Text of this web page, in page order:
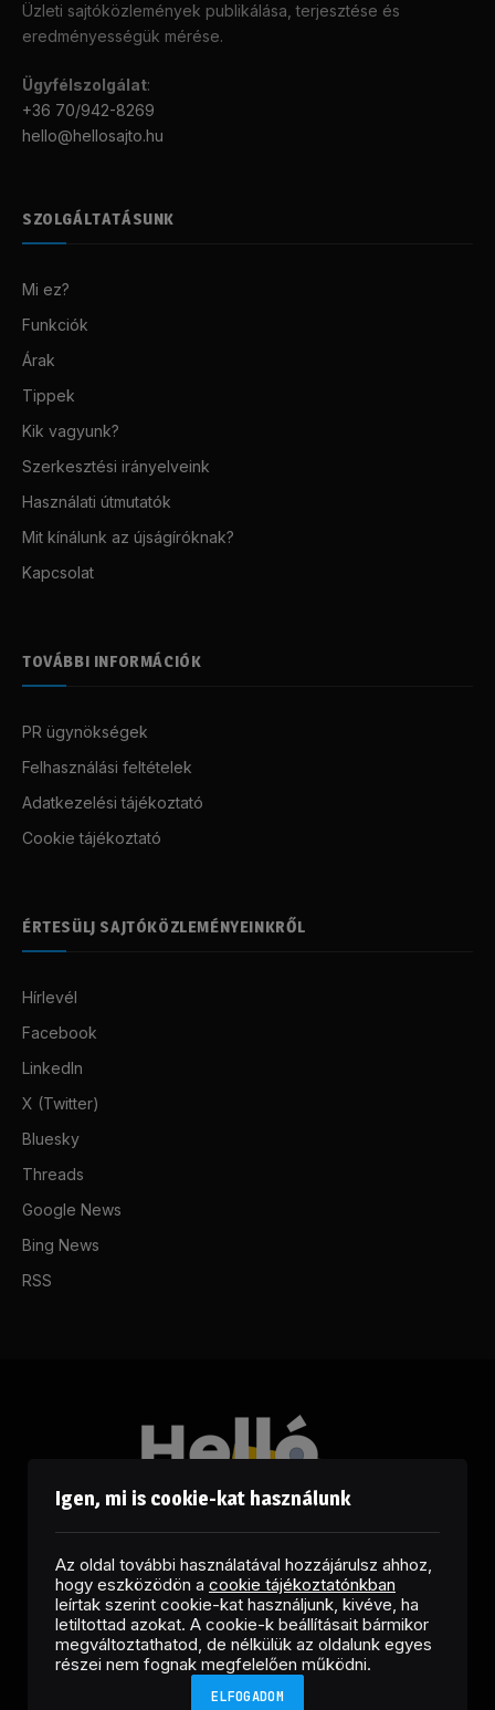
Üzleti sajtóközlemények publikálása, terjesztése és
eredményességük mérése.
Ügyfélszolgálat:
+36 70/942-8269
hello@hellosajto.hu
SZOLGÁLTATÁSUNK
Mi ez?
Funkciók
Árak
Tippek
Kik vagyunk?
Szerkesztési irányelveink
Használati útmutatók
Mit kínálunk az újságíróknak?
Kapcsolat
TOVÁBBI INFORMÁCIÓK
PR ügynökségek
Felhasználási feltételek
Adatkezelési tájékoztató
Cookie tájékoztató
ÉRTESÜLJ SAJTÓKÖZLEMÉNYEINKRŐL
Hírlevél
Facebook
LinkedIn
X (Twitter)
Bluesky
Threads
Google News
Bing News
RSS
FacebookLinkedInX
(Twitter)
RSS
Igen, mi is cookie-kat használunk
Az oldal további használatával hozzájárulsz ahhoz,
hogy eszközödön a cookie tájékoztatónkban
leírtak szerint cookie-kat használjunk, kivéve, ha
letiltottad azokat. A cookie-k beállításait bármikor
megváltoztathatod, de nélkülük az oldalunk egyes
részei nem fognak megfelelően működni.
ELFOGADOM